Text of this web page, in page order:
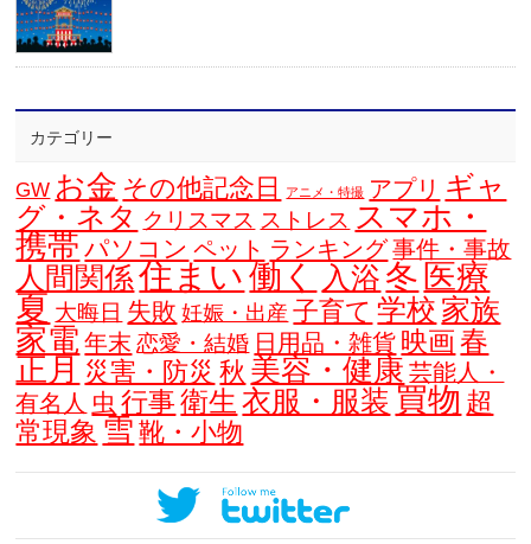
カテゴリー
GW お金 その他記念日 アニメ・特撮 アプリ ギャ
グ・ネタ クリスマス ストレス スマホ・
携帯 パソコン ペット ランキング事件・事故
人間関係住まい 働く 入浴 冬 医療
夏 大晦日 失敗 妊娠・出産 子育て 学校 家族
家電 年末 恋愛・結婚 日用品・雑貨 映画 春
正月 災害・防災 秋 美容・健康 芸能人・
有名人 虫 行事 衛生 衣服・服装 買物 超
常現象 雪 靴・小物